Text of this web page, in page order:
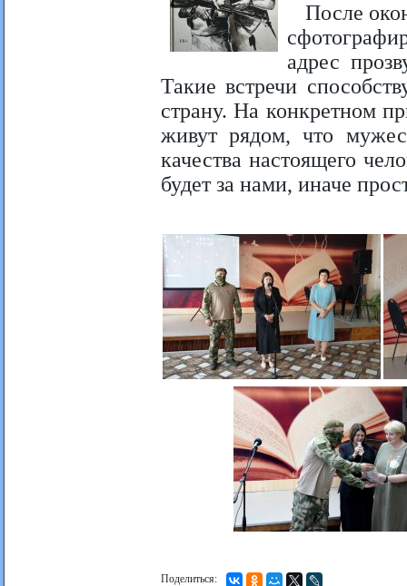
После
адрес
Такие встречи
страну. На конкретном
живут рядом, что
качества настоящего
будет за нами, иначе
Поделиться: